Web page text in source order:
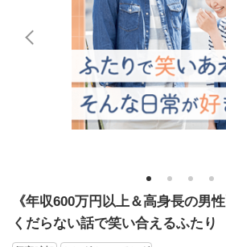
1 2 3 4
《年収600万円以上＆高身長の男性
くだらない話で笑い合えるふたり